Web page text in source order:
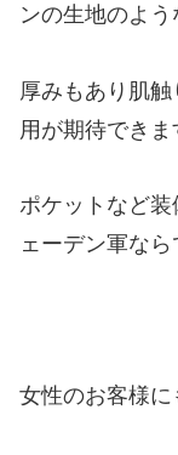
ンの生地のよう
厚みもあり肌
用が期待できま
ポケットなど
ェーデン軍なら
女性のお客様